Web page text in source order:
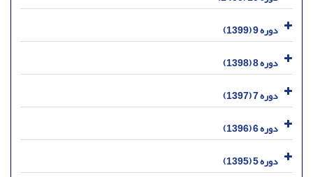
دوره 9 (1399)
دوره 8 (1398)
دوره 7 (1397)
دوره 6 (1396)
دوره 5 (1395)